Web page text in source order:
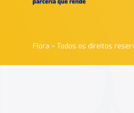
Flora – Todos os direitos